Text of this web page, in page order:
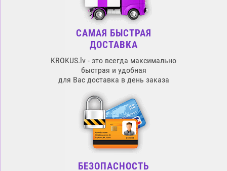
САМАЯ БЫСТРАЯ
ДОСТАВКА
KROKUS.lv - это всегда максимально
быстрая и удобная
для Вас доставка в день заказа
БЕЗОПАСНОСТЬ